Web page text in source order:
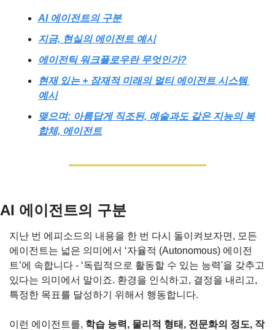
AI 에이전트의 구분
지금, 현실의 에이전트 예시
에이전틱 워크플로우란 무엇인가?
현재 있는 + 잠재적 미래의 멀티 에이전트 시스템
예시
맺으며: 아름답게 직조된, 예술과도 같은 지능의 복
합체, 에이전트
AI 에이전트의 구분
지난 번 에피소드의 내용을 한 번 다시 돌이켜보자면, 모든
에이전트는 넓은 의미에서 ‘자율적 (Autonomous) 에이전
트’에 속합니다 - ‘독립적으로 활동할 수 있는 능력'을 갖추고
있다는 의미에서 말이죠. 환경을 인식하고, 결정을 내리고,
특정한 목표를 달성하기 위해서 행동합니다.
이런 에이전트를, 학습 능력, 물리적 형태, 전문화의 정도, 작